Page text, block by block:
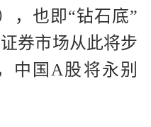
，也即“钻石底”
券市场从此将步
中国A股将永别